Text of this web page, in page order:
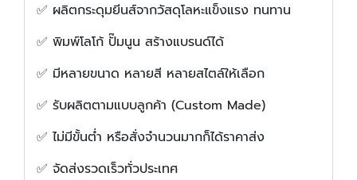
✅ ผลิตกระดุมยีนส์จากวัสดุโลหะแข็งแรง ทนทาน
✅ พิมพ์โลโก้ ปั๊มนูน สร้างแบรนด์ได้
✅ มีหลายขนาด หลายสี หลายสไตล์ให้เลือก
✅ รับผลิตตามแบบลูกค้า (Custom Made)
✅ ไม่มีขั้นต่ำ หรือสั่งจำนวนมากก็ได้ราคาส่ง
✅ จัดส่งรวดเร็วทั่วประเทศ